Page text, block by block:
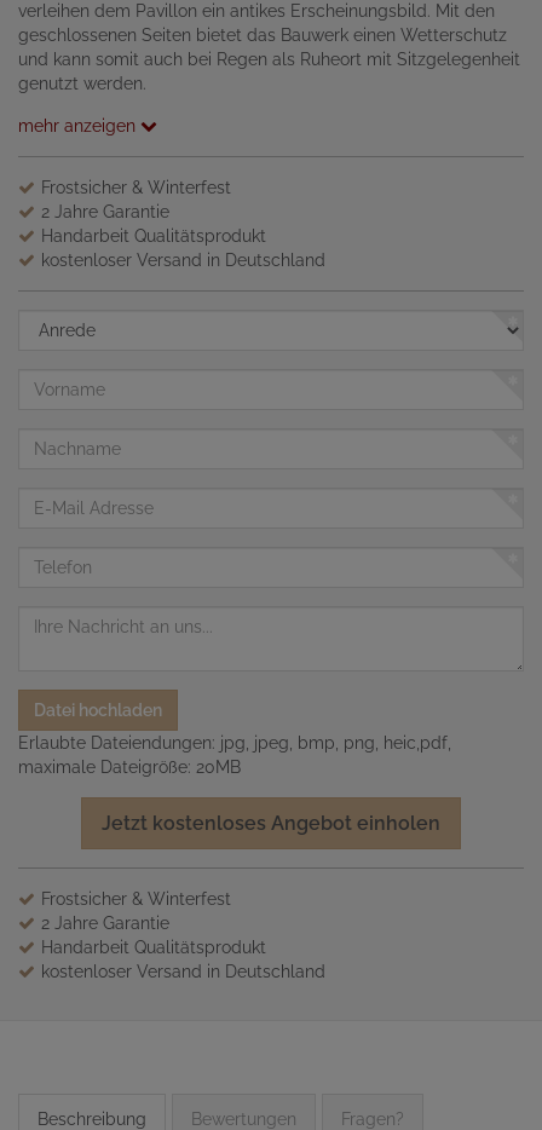
verleihen dem Pavillon ein antikes Erscheinungsbild. Mit den
geschlossenen Seiten bietet das Bauwerk einen Wetterschutz
und kann somit auch bei Regen als Ruheort mit Sitzgelegenheit
genutzt werden.
mehr anzeigen
Frostsicher & Winterfest
2 Jahre Garantie
Handarbeit Qualitätsprodukt
kostenloser Versand in Deutschland
Anrede
Vorname
Nachname
Telefon
Nachricht
Datei hochladen
Erlaubte Dateiendungen: jpg, jpeg, bmp, png, heic,pdf,
maximale Dateigröße: 20MB
Jetzt kostenloses Angebot einholen
Frostsicher & Winterfest
2 Jahre Garantie
Handarbeit Qualitätsprodukt
kostenloser Versand in Deutschland
Beschreibung Bewertungen Fragen?